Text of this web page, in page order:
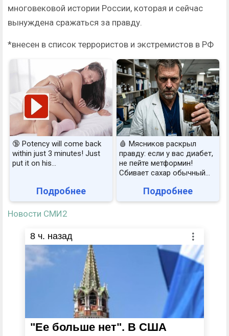
многовековой истории России, которая и сейчас
вынуждена сражаться за правду.
*внесен в список террористов и экстремистов в РФ
🔞 Potency will come back
within just 3 minutes! Just
put it on his…
Подробнее
🩸 Мясников раскрыл
правду: если у вас диабет,
не пейте метформин!
Сбивает сахар обычный...
Подробнее
Новости СМИ2
8 ч. назад
"Ее больше нет". В США